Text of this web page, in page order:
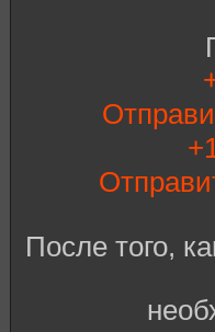
После того,